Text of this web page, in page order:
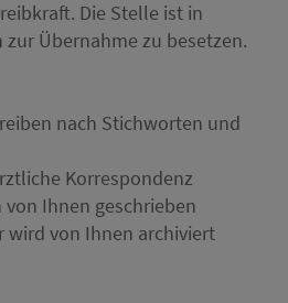
Die Stelle ist in
Übernahme zu besetzen.
nach Stichworten und
Korrespondenz
Ihnen geschrieben
wird von Ihnen archiviert